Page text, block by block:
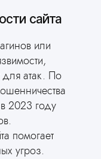
сайта
или
атак. По
2023 году
помогает
угроз.